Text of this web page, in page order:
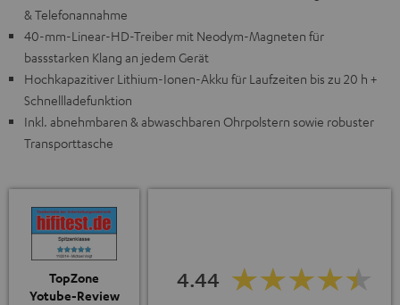
& Telefonannahme
40-mm-Linear-HD-Treiber mit Neodym-Magneten für
bassstarken Klang an jedem Gerät
Hochkapazitiver Lithium-Ionen-Akku für Laufzeiten bis zu 20 h +
Schnellladefunktion
Inkl. abnehmbaren & abwaschbaren Ohrpolstern sowie robuster
Transporttasche
TopZone
Yotube-Review
4.44